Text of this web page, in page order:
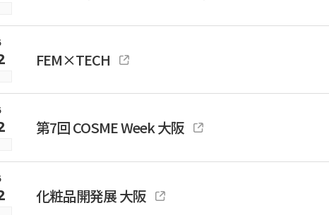
FEM×TECH
第7回 COSME Week 大阪
化粧品開発展 大阪